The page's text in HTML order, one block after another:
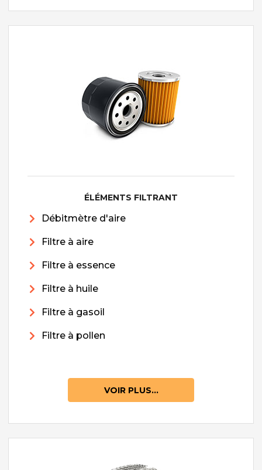
ÉLÉMENTS FILTRANT
Débitmètre d'aire
Filtre à aire
Filtre à essence
Filtre à huile
Filtre à gasoil
Filtre à pollen
VOIR PLUS...